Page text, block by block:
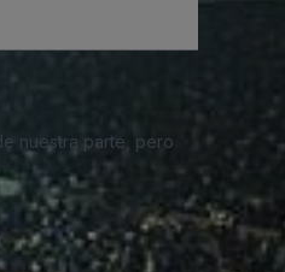
nuestra parte, pero